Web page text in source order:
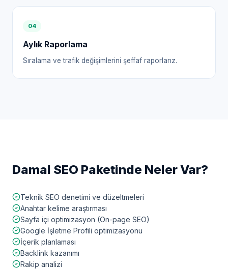
04
Aylık Raporlama
Sıralama ve trafik değişimlerini şeffaf raporlarız.
Damal SEO Paketinde Neler Var?
Teknik SEO denetimi ve düzeltmeleri
Anahtar kelime araştırması
Sayfa içi optimizasyon (On-page SEO)
Google İşletme Profili optimizasyonu
İçerik planlaması
Backlink kazanımı
Rakip analizi